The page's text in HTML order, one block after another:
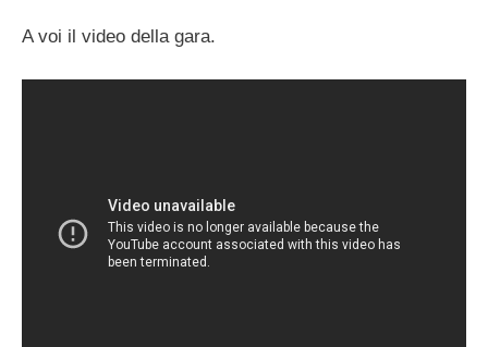
A voi il video della gara.